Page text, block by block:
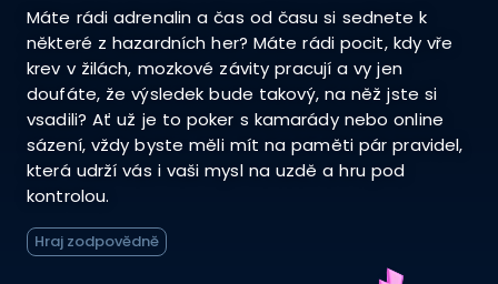
Máte rádi adrenalin a čas od času si sednete k
některé z hazardních her? Máte rádi pocit, kdy vře
krev v žilách, mozkové závity pracují a vy jen
doufáte, že výsledek bude takový, na něž jste si
vsadili? Ať už je to poker s kamarády nebo online
sázení, vždy byste měli mít na paměti pár pravidel,
která udrží vás i vaši mysl na uzdě a hru pod
kontrolou.
Hraj zodpovědně